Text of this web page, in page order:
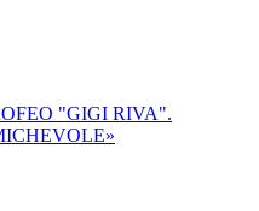
"GIGI RIVA".